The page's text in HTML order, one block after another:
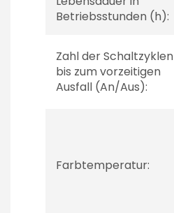
Betriebsstunden (h):
Zahl der Schaltzyklen
bis zum vorzeitigen
Ausfall (An/Aus):
Farbtemperatur: